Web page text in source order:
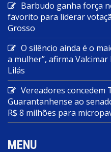
Barbudo ganha força
favorito para liderar
Grosso
O silêncio ainda é o
a mulher”, afirma
Lilás
Vereadores concedem
Guarantanhense ao
R$ 8 milhões para
MENU